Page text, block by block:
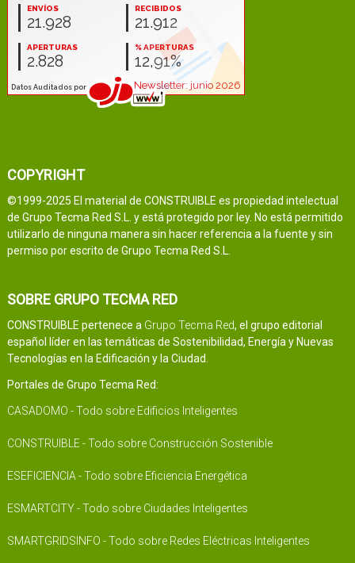
COPYRIGHT
©1999-2025 El material de CONSTRUIBLE es propiedad intelectual
de Grupo Tecma Red S.L. y está protegido por ley. No está permitido
utilizarlo de ninguna manera sin hacer referencia a la fuente y sin
permiso por escrito de Grupo Tecma Red S.L.
SOBRE GRUPO TECMA RED
CONSTRUIBLE pertenece a Grupo Tecma Red, el grupo editorial
español líder en las temáticas de Sostenibilidad, Energía y Nuevas
Tecnologías en la Edificación y la Ciudad.
Portales de Grupo Tecma Red:
CASADOMO - Todo sobre Edificios Inteligentes
CONSTRUIBLE - Todo sobre Construcción Sostenible
ESEFICIENCIA - Todo sobre Eficiencia Energética
ESMARTCITY - Todo sobre Ciudades Inteligentes
SMARTGRIDSINFO - Todo sobre Redes Eléctricas Inteligentes